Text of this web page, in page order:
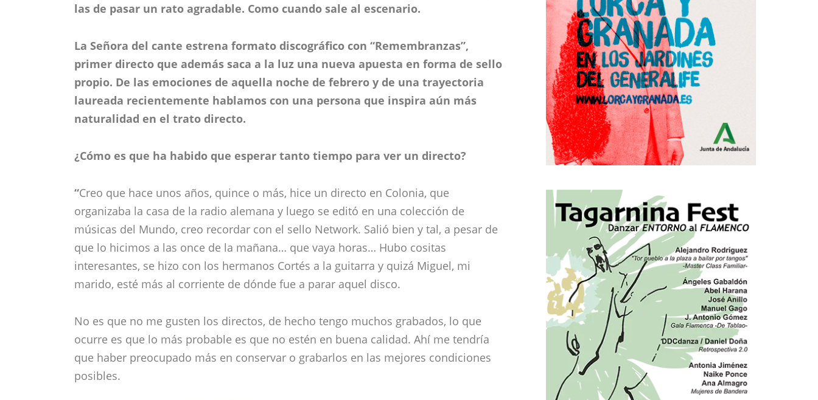
las de pasar un rato agradable. Como cuando sale al escenario.
La Señora del cante estrena formato discográfico con “Remembranzas”,
primer directo que además saca a la luz una nueva apuesta en forma de sello
propio. De las emociones de aquella noche de febrero y de una trayectoria
laureada recientemente hablamos con una persona que inspira aún más
naturalidad en el trato directo.
¿Cómo es que ha habido que esperar tanto tiempo para ver un directo?
“Creo que hace unos años, quince o más, hice un directo en Colonia, que
organizaba la casa de la radio alemana y luego se editó en una colección de
músicas del Mundo, creo recordar con el sello Network. Salió bien y tal, a pesar de
que lo hicimos a las once de la mañana… que vaya horas… Hubo cositas
interesantes, se hizo con los hermanos Cortés a la guitarra y quizá Miguel, mi
marido, esté más al corriente de dónde fue a parar aquel disco.
No es que no me gusten los directos, de hecho tengo muchos grabados, lo que
ocurre es que lo más probable es que no estén en buena calidad. Ahí me tendría
que haber preocupado más en conservar o grabarlos en las mejores condiciones
posibles.